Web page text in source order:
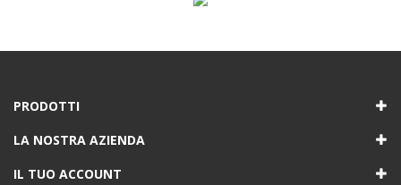
PRODOTTI
LA NOSTRA AZIENDA
IL TUO ACCOUNT